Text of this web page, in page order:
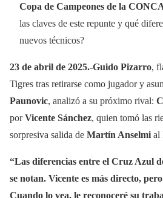
Copa de Campeones de la
las claves de este repunte y qué
nuevos técnicos?
23 de abril de 2025.-Guido Pizarro,
Tigres tras retirarse como jugador y
Paunovic, analizó a su próximo rival:
porVicente Sánchez, quien tomó las
sorpresiva salida de Martín Anselmi al
“Las diferencias entre el Cruz Azul
se notan. Vicente es más directo,
Cuando lo vea, le reconoceré su